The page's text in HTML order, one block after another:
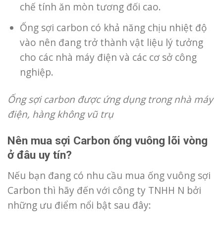
chế tính ăn mòn tương đối cao.
Ống sợi carbon có khả năng chịu nhiệt độ
vào nên đang trở thành vật liệu lý tưởng
cho các nhà máy điện và các cơ sở công
nghiệp.
Ống sợi carbon được ứng dụng trong nhà máy
điện, hàng không vũ trụ
Nên mua sợi Carbon ống vuông lõi vòng
ở đâu uy tín?
Nếu bạn đang có nhu cầu mua ống vuông sợi
Carbon thì hãy đến với công ty TNHH N bởi
những ưu điểm nổi bật sau đây: